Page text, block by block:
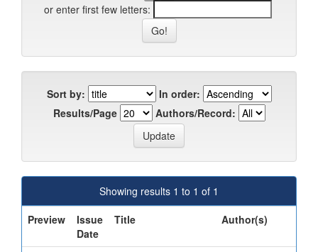
or enter first few letters:
Sort by:
In order:
Results/Page
Authors/Record:
Showing results 1 to 1 of 1
Preview
Issue
Date
Title Author(s)